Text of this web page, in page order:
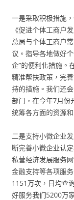
一是采取积极措施
《促进个体工商户
总局与个体工商户
议。指导各地做好
企”的便利化措施。
精准帮扶政策，完
持的措施。我们还
部门，在今年7月份
统筹各方面的资源
二是支持小微企业
断完善小微企业认
私营经济发展服务
金融支持等各项服
1151万次，日均查
好服务我们5200万